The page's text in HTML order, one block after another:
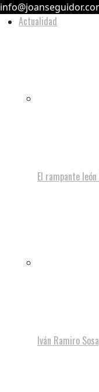
Actualidad
El rampante
Iván Ramiro